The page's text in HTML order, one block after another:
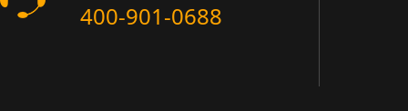
400-901-0688